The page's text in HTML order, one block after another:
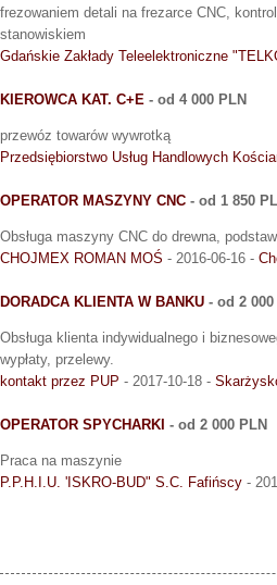
frezowaniem detali na frezarce CNC,
stanowiskiem
Gdańskie Zakłady Teleelektroniczne
KIEROWCA KAT. C+E - od 4 000 PLN
przewóz towarów wywrotką
Przedsiębiorstwo Usług Handlowych
OPERATOR MASZYNY CNC - od 1 850
Obsługa maszyny CNC do drewna,
CHOJMEX ROMAN MOŚ - 2016-06-16 -
DORADCA KLIENTA W BANKU - od 2 000
Obsługa klienta indywidualnego i
wypłaty, przelewy.
kontakt przez PUP - 2017-10-18 -
OPERATOR SPYCHARKI - od 2 000 PLN
Praca na maszynie
P.P.H.I.U. 'ISKRO-BUD" S.C. Fafińscy -